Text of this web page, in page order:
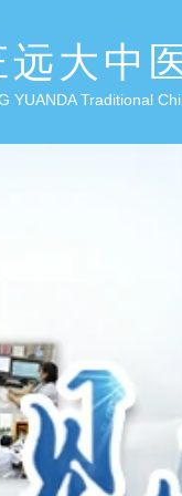
远大中
YUANDA Traditional